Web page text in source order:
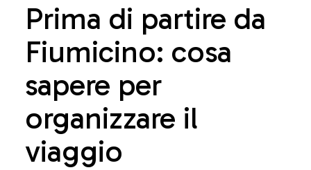
Prima di partire da
Fiumicino: cosa
sapere per
organizzare il
viaggio